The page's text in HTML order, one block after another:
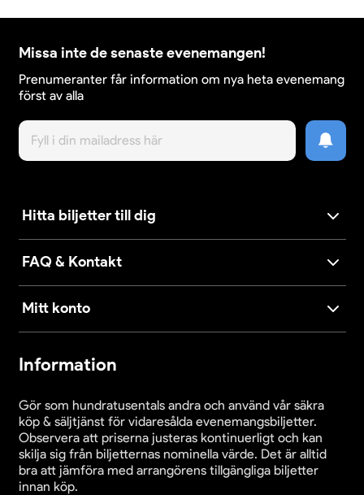
Missa inte de senaste evenemangen!
Prenumeranter får information om nya heta evenemang
först av alla
Hitta biljetter till dig
FAQ & Kontakt
Mitt konto
Information
Gör som hundratusentals andra och använd vår säkra
köp & säljtjänst för vidaresålda evenemangsbiljetter.
Observera att priserna justeras kontinuerligt och kan
skilja sig från biljetternas nominella värde. Det är alltid
bra att jämföra med arrangörens tillgängliga biljetter
innan köp.